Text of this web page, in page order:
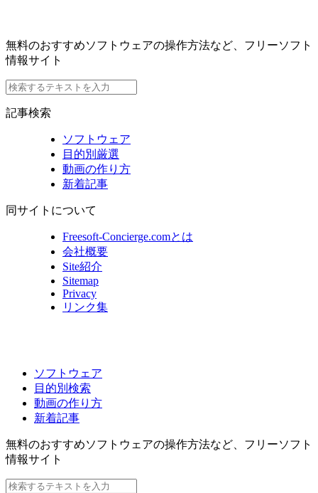
無料のおすすめソフトウェアの操作方法など、フリーソフト
情報サイト
記事検索
ソフトウェア
目的別厳選
動画の作り方
新着記事
同サイトについて
Freesoft-Concierge.comとは
会社概要
Site紹介
Sitemap
Privacy
リンク集
ソフトウェア
目的別検索
動画の作り方
新着記事
無料のおすすめソフトウェアの操作方法など、 フリーソフト
情報サイト